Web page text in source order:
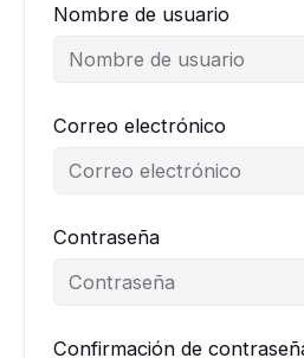
Nombre de usuario
Correo electrónico
Contraseña
Confirmación de